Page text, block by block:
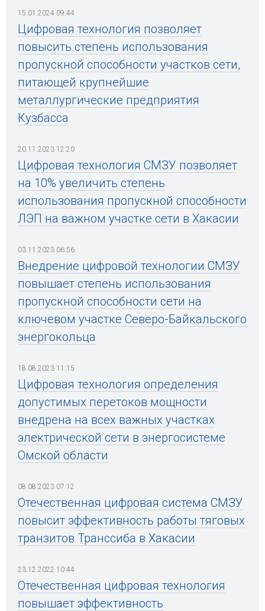
15.01.2024 09:44
Цифровая технология позволяет
повысить степень использования
пропускной способности участков сети,
питающей крупнейшие
металлургические предприятия
Кузбасса
20.11.2023 12:20
Цифровая технология СМЗУ позволяет
на 10% увеличить степень
использования пропускной способности
ЛЭП на важном участке сети в Хакасии
03.11.2023 06:56
Внедрение цифровой технологии СМЗУ
повышает степень использования
пропускной способности сети на
ключевом участке Северо-Байкальского
энергокольца
18.08.2023 11:15
Цифровая технология определения
допустимых перетоков мощности
внедрена на всех важных участках
электрической сети в энергосистеме
Омской области
08.08.2023 07:12
Отечественная цифровая система СМЗУ
повысит эффективность работы тяговых
транзитов Транссиба в Хакасии
23.12.2022 10:44
Отечественная цифровая технология
повышает эффективность